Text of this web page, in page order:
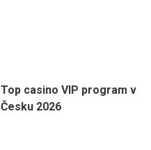
Top casino VIP program v
Česku 2026